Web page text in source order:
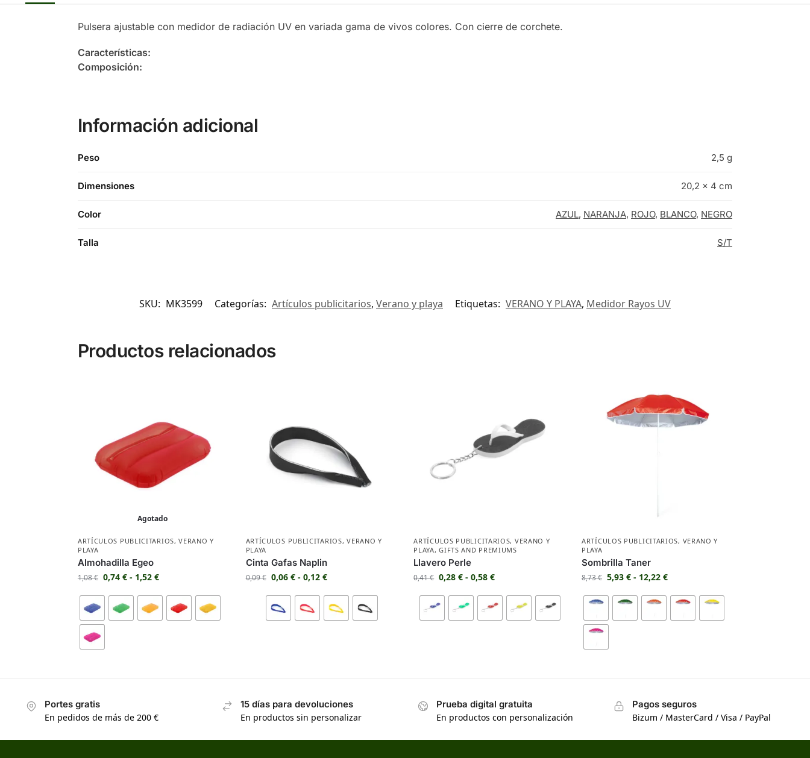
Pulsera ajustable con medidor de radiación UV en variada gama de vivos colores. Con cierre de corchete.
Características:
Composición:
Información adicional
Peso 2,5 g
Dimensiones 20,2 × 4 cm
Color AZUL, NARANJA, ROJO, BLANCO, NEGRO
Talla S/T
SKU: MK3599 Categorías: Artículos publicitarios, Verano y playa Etiquetas: VERANO Y PLAYA, Medidor Rayos UV
Productos relacionados
Agotado
ARTÍCULOS PUBLICITARIOS,VERANO Y
PLAYA
Almohadilla Egeo
1,08€ 0,74 € - 1,52 €
ARTÍCULOS PUBLICITARIOS,VERANO Y
PLAYA
Cinta Gafas Naplin
0,09€ 0,06 € - 0,12 €
ARTÍCULOS PUBLICITARIOS, VERANO Y
PLAYA,GIFTS AND PREMIUMS
Llavero Perle
0,41€ 0,28€ - 0,58€
ARTÍCULOS PUBLICITARIOS, VERANO Y
PLAYA
Sombrilla Taner
8,73€ 5,93€ - 12,22€
Portes gratis
En pedidos de más de 200 €
15 días para devoluciones
En productos sin personalizar
Prueba digital gratuita
En productos con personalización
Pagos seguros
Bizum / MasterCard / Visa / PayPal